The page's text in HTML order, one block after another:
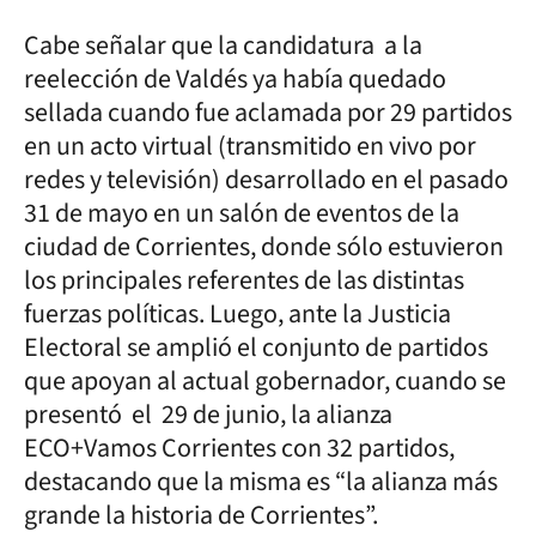
Cabe señalar que la candidatura a la
reelección de Valdés ya había quedado
sellada cuando fue aclamada por 29 partidos
en un acto virtual (transmitido en vivo por
redes y televisión) desarrollado en el pasado
31 de mayo en un salón de eventos de la
ciudad de Corrientes, donde sólo estuvieron
los principales referentes de las distintas
fuerzas políticas. Luego, ante la Justicia
Electoral se amplió el conjunto de partidos
que apoyan al actual gobernador, cuando se
presentó el 29 de junio, la alianza
ECO+Vamos Corrientes con 32 partidos,
destacando que la misma es “la alianza más
grande la historia de Corrientes”.